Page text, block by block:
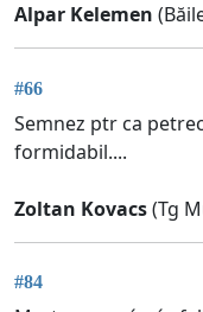
Alpar Kelemen
#66
Semnez ptr ca
formidabil....
Zoltan Kovacs(Tg
#84